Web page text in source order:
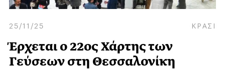
25/11/25 ΚΡΑΣΙ
Έρχεται ο 22ος Χάρτης των
Γεύσεων στη Θεσσαλονίκη